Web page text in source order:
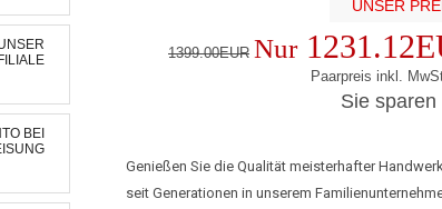
UNSER
1399.00EUR Nur
Paarpreis inkl.
Sie sparen
Genießen Sie die Qualität meisterhafter
seit Generationen in unserem
BEI